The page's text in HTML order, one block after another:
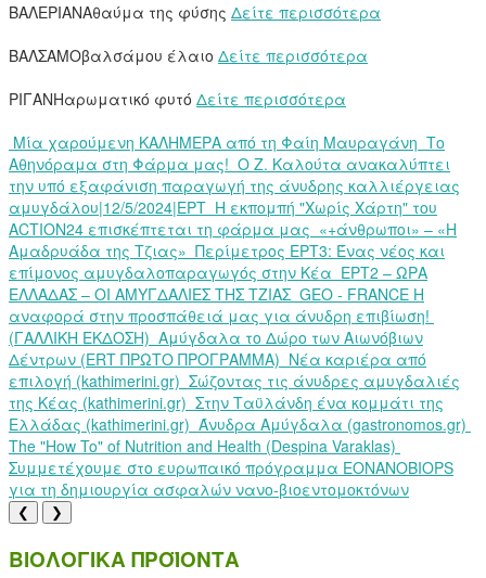
ΒΑΛΕΡΙΑΝΑθαύμα της φύσης Δείτε περισσότερα
ΒΑΛΣΑΜΟβαλσάμου έλαιο Δείτε περισσότερα
ΡΙΓΑΝΗαρωματικό φυτό Δείτε περισσότερα
Μία χαρούμενη ΚΑΛΗΜΕΡΑ από τη Φαίη Μαυραγάνη Το
Αθηνόραμα στη Φάρμα μας! Ο Ζ. Καλούτα ανακαλύπτει
την υπό εξαφάνιση παραγωγή της άνυδρης καλλιέργειας
αμυγδάλου|12/5/2024|ΕΡΤ Η εκπομπή "Χωρίς Χάρτη" του
ACTION24 επισκέπτεται τη φάρμα μας «+άνθρωποι» – «Η
Αμαδρυάδα της Τζιας» Περίμετρος ΕΡΤ3: Ένας νέος και
επίμονος αμυγδαλοπαραγωγός στην Κέα ΕΡΤ2 – ΩΡΑ
ΕΛΛΑΔΑΣ – ΟΙ ΑΜΥΓΔΑΛΙΕΣ ΤΗΣ ΤΖΙΑΣ GEO - FRANCE Η
αναφορά στην προσπάθειά μας για άνυδρη επιβίωση!
(ΓΑΛΛΙΚΗ ΕΚΔΟΣΗ) Αμύγδαλα το Δώρο των Αιωνόβιων
Δέντρων (ERT ΠΡΩΤΟ ΠΡΟΓΡΑΜΜΑ) Νέα καριέρα από
επιλογή (kathimerini.gr) Σώζοντας τις άνυδρες αμυγδαλιές
της Κέας (kathimerini.gr) Στην Ταϋλάνδη ένα κομμάτι της
Ελλάδας (kathimerini.gr) Άνυδρα Αμύγδαλα (gastronomos.gr)
The "How To" of Nutrition and Health (Despina Varaklas)
Συμμετέχουμε στο ευρωπαικό πρόγραμμα EONANOBIOPS
για τη δημιουργία ασφαλών νανο-βιοεντομοκτόνων
❮ ❯
ΒΙΟΛΟΓΙΚΑ ΠΡΟΪΟΝΤΑ